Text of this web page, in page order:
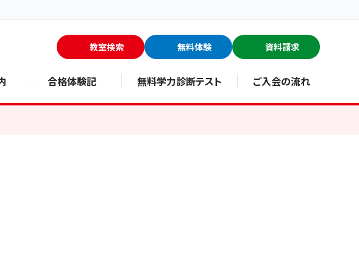
教室検索 無料体験 資料請求
合格体験記 無料学力診断テスト ご入会の流れ